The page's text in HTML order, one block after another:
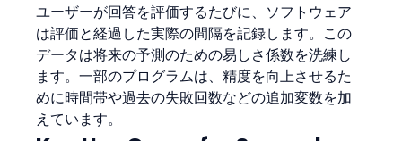
ユーザーが回答を評価するたびに、ソフトウェア
は評価と経過した実際の間隔を記録します。この
データは将来の予測のための易しさ係数を洗練し
ます。一部のプログラムは、精度を向上させるた
めに時間帯や過去の失敗回数などの追加変数を加
えています。